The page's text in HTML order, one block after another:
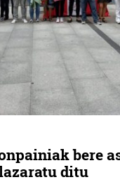
bere
ditu